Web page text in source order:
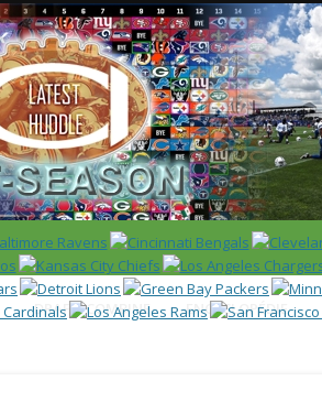
DRAFT/COMBINE ENCYCLOPÉDIE